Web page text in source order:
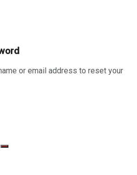
or email address to reset your